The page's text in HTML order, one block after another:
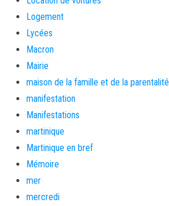
Logement
Lycées
Macron
Mairie
maison de la famille et de la parentalité
manifestation
Manifestations
martinique
Martinique en bref
Mémoire
mer
mercredi